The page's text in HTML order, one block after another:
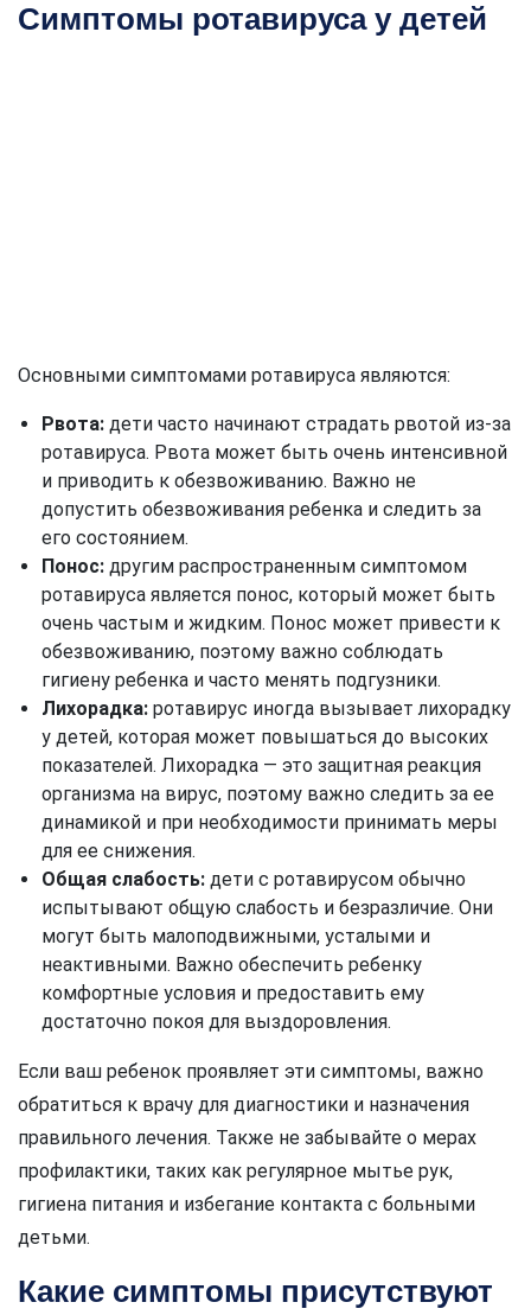
Симптомы ротавируса у детей
Основными симптомами ротавируса являются:
Рвота: дети часто начинают страдать рвотой из-за
ротавируса. Рвота может быть очень интенсивной
и приводить к обезвоживанию. Важно не
допустить обезвоживания ребенка и следить за
его состоянием.
Понос: другим распространенным симптомом
ротавируса является понос, который может быть
очень частым и жидким. Понос может привести к
обезвоживанию, поэтому важно соблюдать
гигиену ребенка и часто менять подгузники.
Лихорадка: ротавирус иногда вызывает лихорадку
у детей, которая может повышаться до высоких
показателей. Лихорадка — это защитная реакция
организма на вирус, поэтому важно следить за ее
динамикой и при необходимости принимать меры
для ее снижения.
Общая слабость: дети с ротавирусом обычно
испытывают общую слабость и безразличие. Они
могут быть малоподвижными, усталыми и
неактивными. Важно обеспечить ребенку
комфортные условия и предоставить ему
достаточно покоя для выздоровления.
Если ваш ребенок проявляет эти симптомы, важно
обратиться к врачу для диагностики и назначения
правильного лечения. Также не забывайте о мерах
профилактики, таких как регулярное мытье рук,
гигиена питания и избегание контакта с больными
детьми.
Какие симптомы присутствуют